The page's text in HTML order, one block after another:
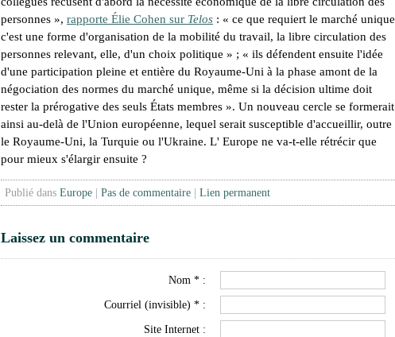
personnes », rapporte Élie Cohen sur Telos : « ce que requiert le marché unique
c'est une forme d'organisation de la mobilité du travail, la libre circulation des
personnes relevant, elle, d'un choix politique » ; « ils défendent ensuite l'idée
d'une participation pleine et entière du Royaume-Uni à la phase amont de la
négociation des normes du marché unique, même si la décision ultime doit
rester la prérogative des seuls États membres ». Un nouveau cercle se formerait
ainsi au-delà de l'Union européenne, lequel serait susceptible d'accueillir, outre
le Royaume-Uni, la Turquie ou l'Ukraine. L' Europe ne va-t-elle rétrécir que
pour mieux s'élargir ensuite ?
Publié dans Europe Pas de commentaire Lien permanent
Laissez un commentaire
Nom * :
Courriel (invisible) * :
Site Internet :